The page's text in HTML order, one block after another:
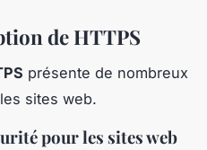
de HTTPS
présente de nombreux
sites web.
pour les sites web